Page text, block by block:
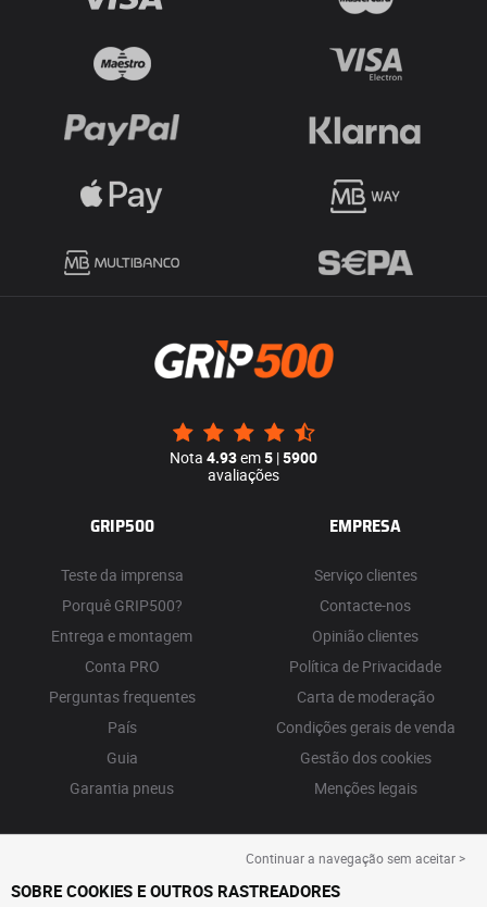
Nota 4.93em5 |5900
avaliações
GRIP500
Teste da imprensa
Porquê GRIP500?
Entrega e montagem
Conta PRO
Perguntas frequentes
País
Guia
Garantia pneus
EMPRESA
Serviço clientes
Contacte-nos
Opinião clientes
Política de Privacidade
Carta de moderação
Condições gerais de venda
Gestão dos cookies
Menções legais
Continuar a navegação sem aceitar >
SOBRE COOKIES E OUTROS RASTREADORES